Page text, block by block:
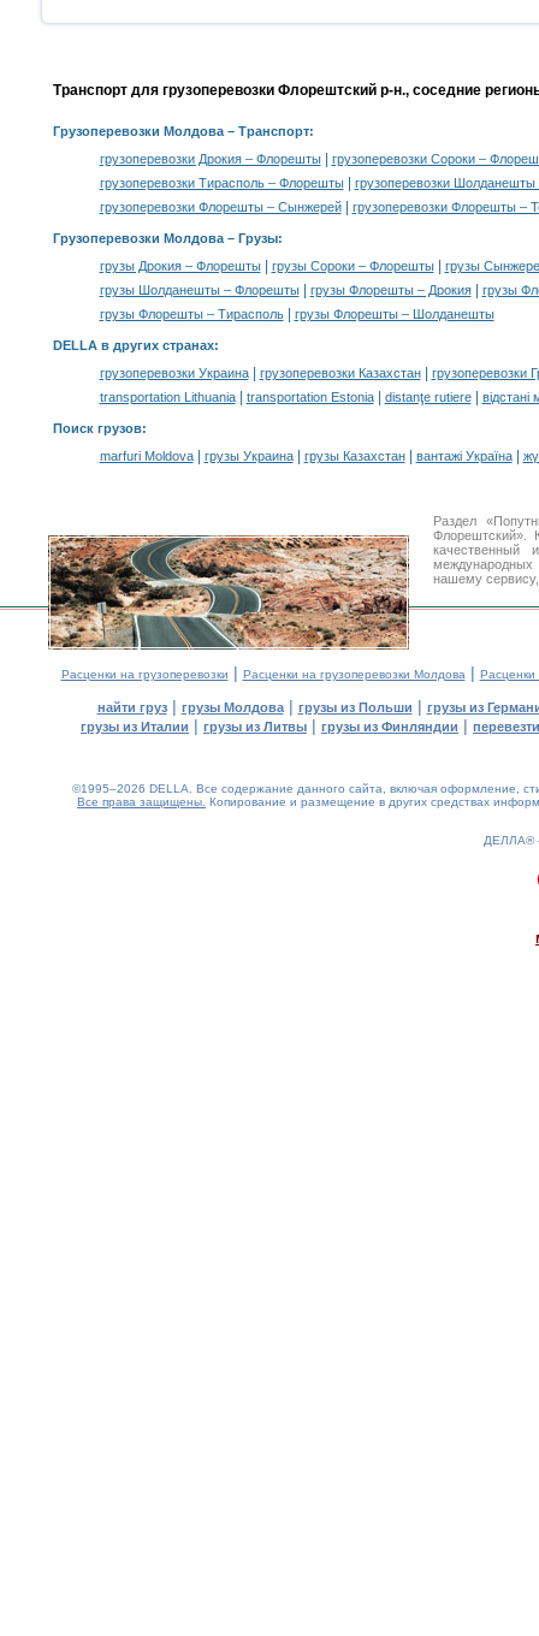
Транспорт для грузоперевозки Флорештский р-н., соседние
Грузоперевозки Молдова– Транспорт:
грузоперевозки Дрокия – Флорешты|
грузоперевозки Сороки –
грузоперевозки Тирасполь – Флорешты|
грузоперевозки
грузоперевозки Флорешты – Сынжерей| грузоперевозки Флорешты –
Грузоперевозки Молдова – Грузы:
грузы Дрокия – Флорешты| грузы Сороки – Флорешты|
грузы
грузы Шолданешты – Флорешты| грузы Флорешты – Дрокия|
грузы
грузы Флорешты – Тирасполь| грузы Флорешты – Шолданешты
DELLA в других странах:
грузоперевозки Украина| грузоперевозки Казахстан|
грузоперевозки
transportation Lithuania| transportation Estonia| distanţe rutiere| відстані
Поиск грузов:
marfuri Moldova| грузы Украина| грузы Казахстан| вантажі Україна|
Раздел
Флорештский».
качественный
международных
нашему
Расценки на грузоперевозки | Расценки на грузоперевозки Молдова | Расценки
найти груз| грузы Молдова| грузы из Польши | грузы из
грузы из Италии | грузы из Литвы | грузы из Финляндии |
©1995–2026 DELLA. Все содержание данного сайта, включая оформление,
Все права защищены. Копирование и размещение в других средствах